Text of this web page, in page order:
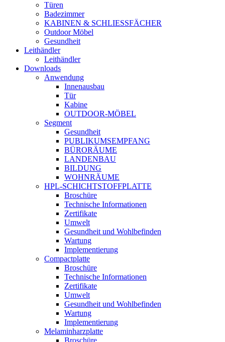
Türen
Badezimmer
KABINEN & SCHLIESSFÄCHER
Outdoor Möbel
Gesundheit
Leithändler
Leithändler
Downloads
Anwendung
Innenausbau
Tür
Kabine
OUTDOOR-MÖBEL
Segment
Gesundheit
PUBLIKUMSEMPFANG
BÜRORÄUME
LANDENBAU
BILDUNG
WOHNRÄUME
HPL-SCHICHTSTOFFPLATTE
Broschüre
Technische Informationen
Zertifikate
Umwelt
Gesundheit und Wohlbefinden
Wartung
Implementierung
Compactplatte
Broschüre
Technische Informationen
Zertifikate
Umwelt
Gesundheit und Wohlbefinden
Wartung
Implementierung
Melaminharzplatte
Broschüre